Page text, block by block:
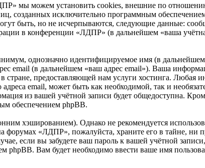
мы можем установить cookies, внешние по
созданных исключительно программным
быть, но не исчерпываются, следующие данные:
в конференции «ЛДПР» (в дальнейшем «ваша
однозначно идентифицируемое имя (в
email (в дальнейшем «ваш адрес email»). Ваша
предоставляющей нам услуги хостинга. Любая
адреса email, может быть как необходимой, так и
из вашей учётной записи будет общедоступна.
обеспечением phpBB.
хэшированием). Однако не рекомендуется
форумах «ЛДПР», пожалуйста, храните его в тайне,
если вы забудете ваш пароль к вашей учётной
Вам будет необходимо ввести ваше имя